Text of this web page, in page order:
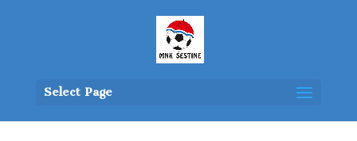
Select Page